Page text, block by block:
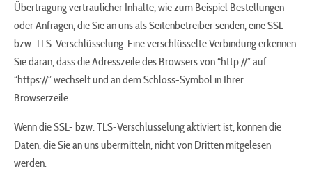
Übertragung vertraulicher Inhalte, wie zum Beispiel Bestellungen
oder Anfragen, die Sie an uns als Seitenbetreiber senden, eine SSL-
bzw. TLS-Verschlüsselung. Eine verschlüsselte Verbindung erkennen
Sie daran, dass die Adresszeile des Browsers von “http://” auf
“https://” wechselt und an dem Schloss-Symbol in Ihrer
Browserzeile.
Wenn die SSL- bzw. TLS-Verschlüsselung aktiviert ist, können die
Daten, die Sie an uns übermitteln, nicht von Dritten mitgelesen
werden.